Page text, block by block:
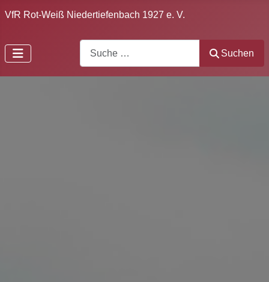
VfR Rot-Weiß Niedertiefenbach 1927 e. V.
Suchen